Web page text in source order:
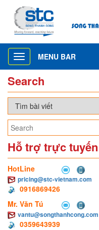
Toggle
navigation
MENU BAR
Search
Hỗ trợ trực tuyến
HotLine
pricing@stc-vietnam.com
0916869426
Mr. Văn Tú
vantu@songthanhcong.com
0359643939